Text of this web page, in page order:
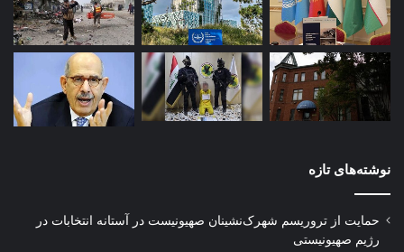
نوشته‌های تازه
حمایت از تروریسم شهرک‌نشینان صهیونیست در آستانه انتخابات در
رژیم صهیونیستی